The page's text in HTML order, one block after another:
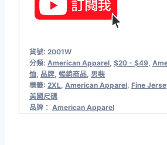
貨號: 2001W
分類: American Apparel $20 - $49
恤 品牌 暢銷商品 男裝
標籤: 2XL American Apparel Fine
美國尺碼
品牌： American Apparel